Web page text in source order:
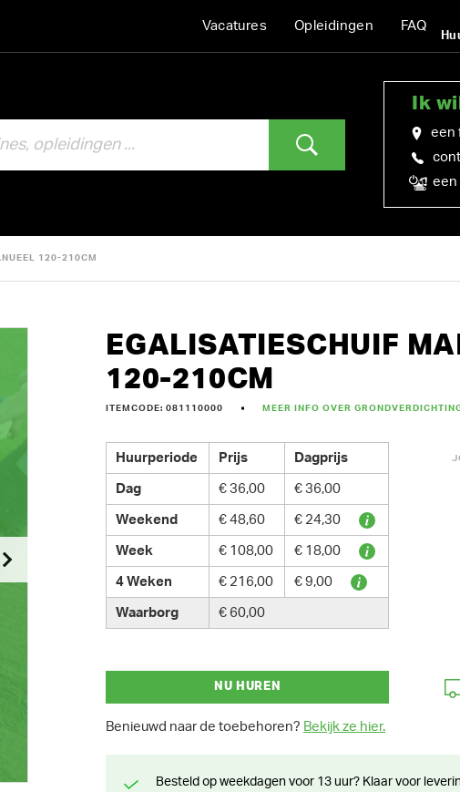
Vacatures Opleidingen FAQ
Ik
een
een
120-210CM
EGALISATIESCHUIF
120-210CM
ITEMCODE: 081110000 MEER INFO OVER
Huurperiode Prijs Dagprijs
Dag € 36,00 € 36,00
Weekend € 48,60 € 24,30
Week € 108,00 € 18,00
4 Weken € 216,00 € 9,00
Waarborg € 60,00
NU HUREN
Benieuwd naar de toebehoren? Bekijk ze hier.
Besteld op weekdagen voor 13 uur? Klaar voor levering of afhaling de